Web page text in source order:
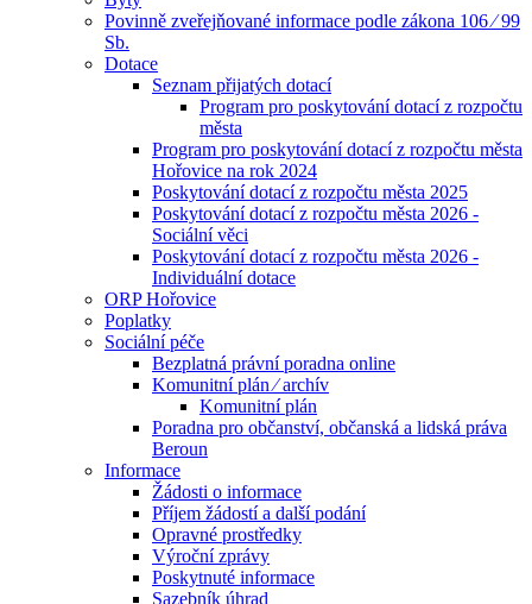
Povinně zveřejňované informace podle zákona 106 ⁄ 99
Sb.
Dotace
Seznam přijatých dotací
Program pro poskytování dotací z rozpočtu
města
Program pro poskytování dotací z rozpočtu města
Hořovice na rok 2024
Poskytování dotací z rozpočtu města 2025
Poskytování dotací z rozpočtu města 2026 -
Sociální věci
Poskytování dotací z rozpočtu města 2026 -
Individuální dotace
ORP Hořovice
Poplatky
Sociální péče
Bezplatná právní poradna online
Komunitní plán ⁄ archív
Komunitní plán
Poradna pro občanství, občanská a lidská práva
Beroun
Informace
Žádosti o informace
Příjem žádostí a další podání
Opravné prostředky
Výroční zprávy
Poskytnuté informace
Sazebník úhrad